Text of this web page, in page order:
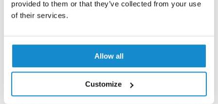
provided to them or that they’ve collected from your use
of their services.
Allow all
Customize